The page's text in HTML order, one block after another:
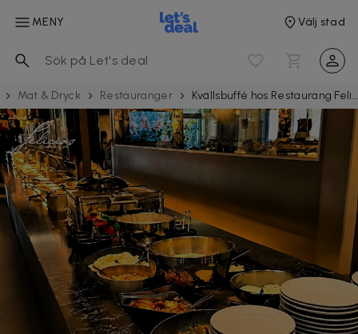
MENY Välj stad
Mat & Dryck Restau­rang­er Kvällsbuffé hos Restaurang Felicia i Gårda